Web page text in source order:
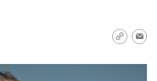
Link